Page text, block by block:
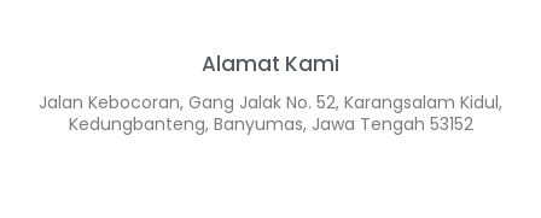
Alamat Kami
Jalan Kebocoran, Gang Jalak No. 52, Karangsalam Kidul,
Kedungbanteng, Banyumas, Jawa Tengah 53152